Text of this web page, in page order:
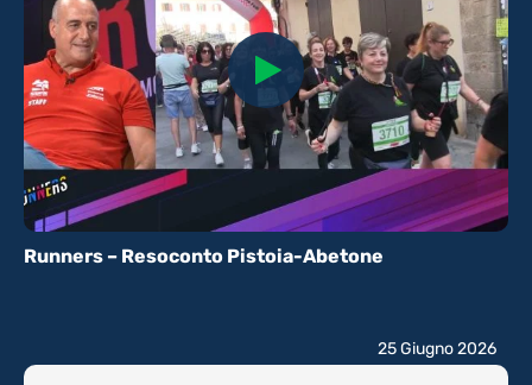
Runners – Resoconto Pistoia-Abetone
25 Giugno 2026